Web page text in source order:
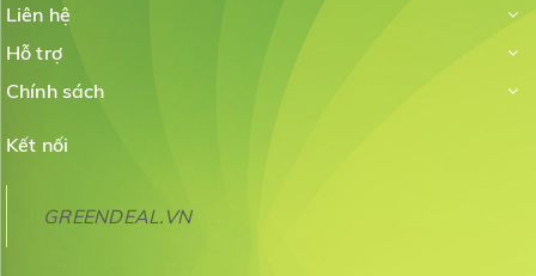
Liên hệ
Hỗ trợ
Chính sách
Kết nối
GREENDEAL.VN